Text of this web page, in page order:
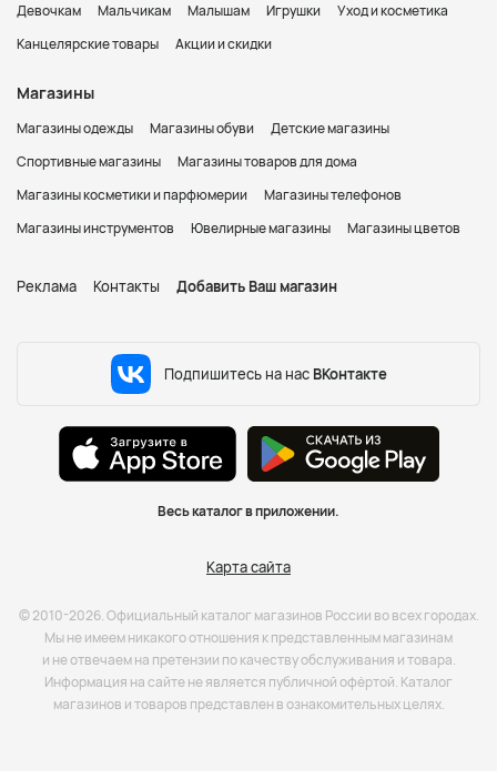
Девочкам Мальчикам Малышам Игрушки
Уход и косметика
Канцелярские товары
Акции и скидки
Магазины
Магазины одежды Магазины обуви
Детские магазины
Спортивные магазины
Магазины товаров для дома
Магазины косметики и парфюмерии
Магазины телефонов
Магазины инструментов
Ювелирные магазины Магазины цветов
Реклама Контакты Добавить Ваш магазин
Подпишитесь на нас ВКонтакте
Весь каталог в приложении.
Карта сайта
© 2010-2026. Официальный каталог магазинов России во всех городах.
Мы не имеем никакого отношения к представленным магазинам
и не отвечаем на претензии по качеству обслуживания и товара.
Информация на сайте не является публичной офёртой. Каталог
магазинов и товаров представлен в ознакомительных целях.